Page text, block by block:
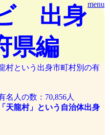
menu
出身
県編
村という出身市町村別の有
名人の数：70,856人
天龍村」という自治体出身